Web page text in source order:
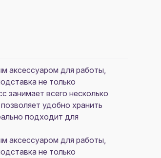
аксессуаром для работы,
не только
занимает всего несколько
удобно хранить
подходит для
аксессуаром для работы,
не только